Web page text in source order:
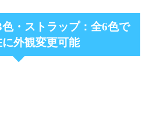
・ストラップ：全6色で
に外観変更可能